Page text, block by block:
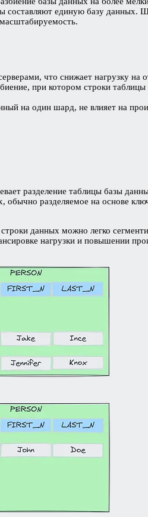
единую базу данных.
что снижает нагрузку на
при котором строки
на один шард, не влияет на
разделение таблицы базы
разделяемое на основе
данных можно легко
нагрузки и повышении